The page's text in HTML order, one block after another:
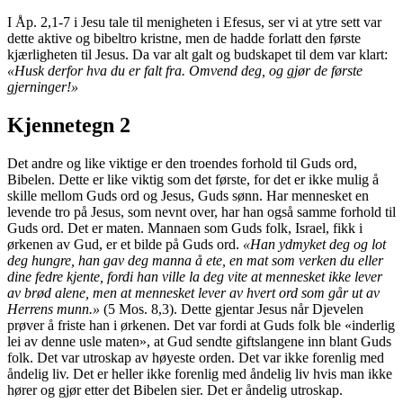
I Åp. 2,1-7 i Jesu tale til menigheten i Efesus, ser vi at ytre sett var
dette aktive og bibeltro kristne, men de hadde forlatt den første
kjærligheten til Jesus. Da var alt galt og budskapet til dem var klart:
«Husk derfor hva du er falt fra. Omvend deg, og gjør de første
gjerninger!»
Kjennetegn 2
Det andre og like viktige er den troendes forhold til Guds ord,
Bibelen. Dette er like viktig som det første, for det er ikke mulig å
skille mellom Guds ord og Jesus, Guds sønn. Har mennesket en
levende tro på Jesus, som nevnt over, har han også samme forhold til
Guds ord. Det er maten. Mannaen som Guds folk, Israel, fikk i
ørkenen av Gud, er et bilde på Guds ord. «Han ydmyket deg og lot
deg hungre, han gav deg manna å ete, en mat som verken du eller
dine fedre kjente, fordi han ville la deg vite at mennesket ikke lever
av brød alene, men at mennesket lever av hvert ord som går ut av
Herrens munn.» (5 Mos. 8,3). Dette gjentar Jesus når Djevelen
prøver å friste han i ørkenen. Det var fordi at Guds folk ble «inderlig
lei av denne usle maten», at Gud sendte giftslangene inn blant Guds
folk. Det var utroskap av høyeste orden. Det var ikke forenlig med
åndelig liv. Det er heller ikke forenlig med åndelig liv hvis man ikke
hører og gjør etter det Bibelen sier. Det er åndelig utroskap.